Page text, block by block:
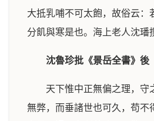
大抵乳哺不可太飽，故俗云：
分飢與寒是也。海上老人沈璠
沈魯珍批《景岳全書》後
天下惟中正無偏之理，守
無弊，而垂諸世也可久，苟不